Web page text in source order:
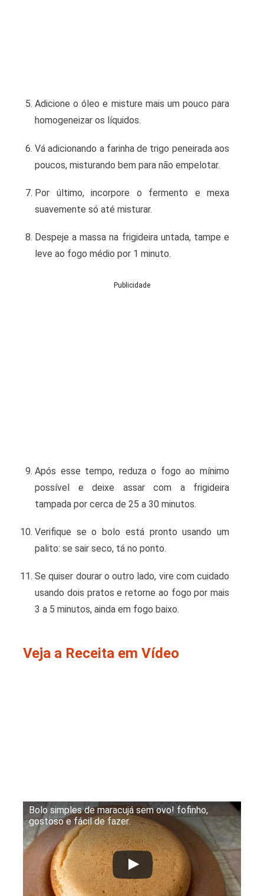
Adicione o óleo e misture mais um pouco para
homogeneizar os líquidos.
Vá adicionando a farinha de trigo peneirada aos
poucos, misturando bem para não empelotar.
Por último, incorpore o fermento e mexa
suavemente só até misturar.
Despeje a massa na frigideira untada, tampe e
leve ao fogo médio por 1 minuto.
Publicidade
Após esse tempo, reduza o fogo ao mínimo
possível e deixe assar com a frigideira
tampada por cerca de 25 a 30 minutos.
Verifique se o bolo está pronto usando um
palito: se sair seco, tá no ponto.
Se quiser dourar o outro lado, vire com cuidado
usando dois pratos e retorne ao fogo por mais
3 a 5 minutos, ainda em fogo baixo.
Veja a Receita em Vídeo
Bolo simples de maracujá sem ovo! fofinho,
gostoso e fácil de fazer.